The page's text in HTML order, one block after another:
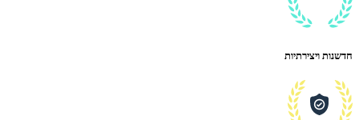
חדשנות ויצירתיות